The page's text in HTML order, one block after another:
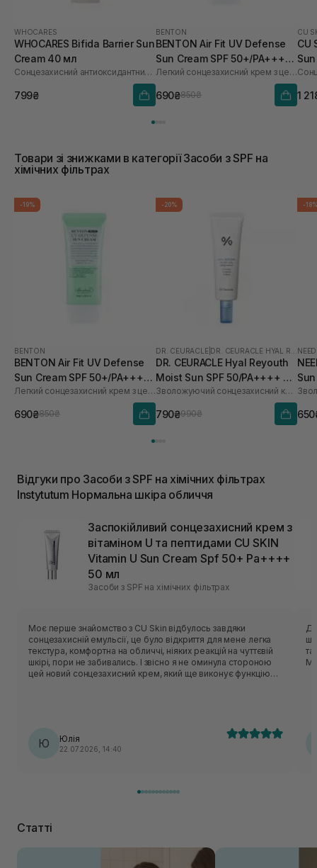
WHOCARES
WHOCARES Bifida Barrier Sun
Cream 40 мл
Сонцезахисний антиоксидантний крем
799₴
BENTON
BENTON Air Fit UV Defense
Sun Cream SPF 50+/PA++++
50 мл
Легкий сонцезахисний крем з центелою
690₴850₴
CU
CU
60
1
Товари зі знижками в категорії Засоби з SPF на
хімічних фільтрах
-19%
BENTON
BENTON Air Fit UV Defense
Sun Cream SPF 50+/PA++++
50 мл
Легкий сонцезахисний крем з центелою
690₴850₴
-20%
DR. CEURACLE
DR. CEURACLE Hyal Reyouth
Moist Sun SPF 50/PA++++ 50
мл
Зволожуючий сонцезахисний крем для обличчя з гіалуроновою кислотою
790₴990₴
-
Відгуки про Засоби з SPF на хімічних фільтрах
Instytutum Нормальна шкіра обличчя
Заспокійливий сонцезахисний крем з
вітаміном U та пептидами CU SKIN
Vitamin U Sun Cream Spf 50+ Pa++++
50 мл
Засоби з SPF на хімічних фільтрах
Моє перше знайомство з CU Skin відбулось завдяки
сонцезахисній емульсії, це було відкриття для мене легка
текстура, комфортна на обличчі, ніяких реакцій на чуттєвій
шкірі, пори не забивались. І звісно я не оминула стороною
цей новий сонцезахисний крем, який ще виконує функцію
Ю Юлія
22.07.2026, 14:40
Статті